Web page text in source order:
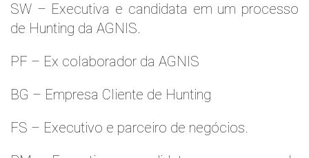
SW – Executiva e candidata em um processo
de Hunting da AGNIS.
PF – Ex colaborador da AGNIS
BG – Empresa Cliente de Hunting
FS – Executivo e parceiro de negócios.